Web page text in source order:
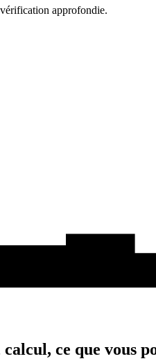
approfondie.
calcul, ce que vous